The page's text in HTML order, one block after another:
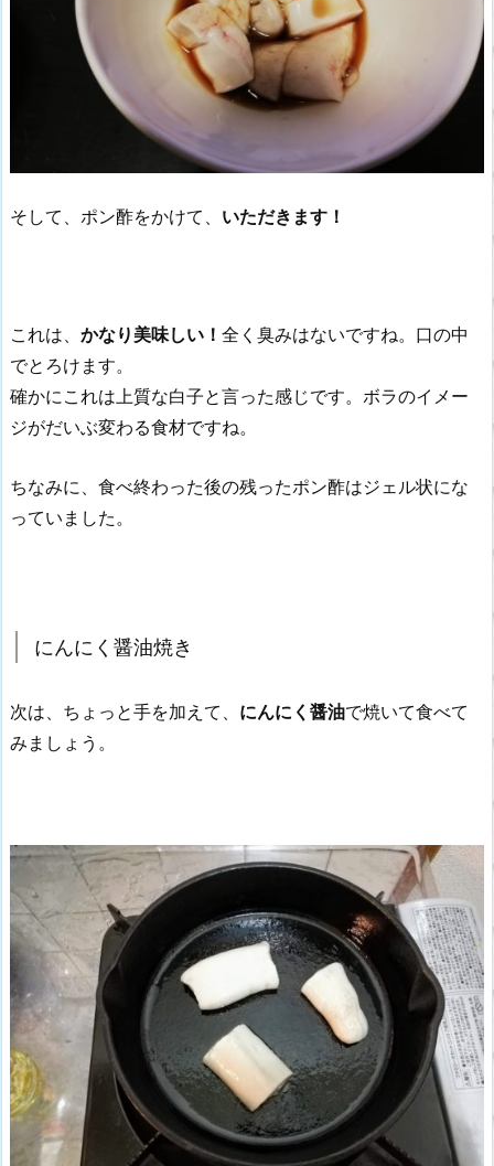
そして、ポン酢をかけて、 いただきます！
これは、 かなり美味しい！ 全く臭みはないですね。口の中
でとろけます。
確かにこれは上質な白子と言った感じです。ボラのイメー
ジがだいぶ変わる食材ですね。
ちなみに、食べ終わった後の残ったポン酢はジェル状にな
っていました。
にんにく醤油焼き
次は、ちょっと手を加えて、 にんにく醤油で焼いて食べて
みましょう。